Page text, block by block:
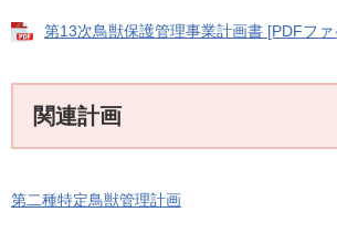
第13次鳥獣保護管理事業計画書 [PDFフ
関連計画
第二種特定鳥獣管理計画